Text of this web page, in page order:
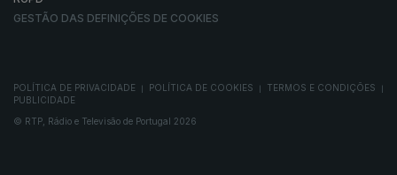
GESTÃO DAS DEFINIÇÕES DE COOKIES
POLÍTICA DE PRIVACIDADE POLÍTICA DE COOKIES TERMOS E CONDIÇÕES
PUBLICIDADE
© RTP, Rádio e Televisão de Portugal 2026